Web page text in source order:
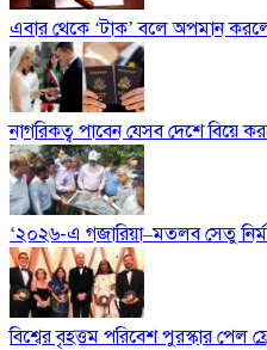
এবার থেকে ‘টাক’ বলে অপমান
নাগরিকত্ব পাবেন যেসব দেশে বিয়ে
‘২০২৬-এ গজারিয়া–মতলব সেতু
বিশ্বের বৃহত্তম পরিবেশ পুরস্কার পেল